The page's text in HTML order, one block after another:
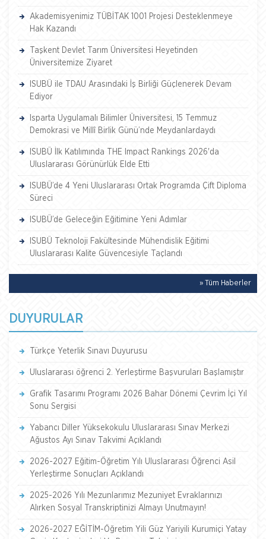
Akademisyenimiz TÜBİTAK 1001 Projesi Desteklenmeye
Hak Kazandı
Taşkent Devlet Tarım Üniversitesi Heyetinden
Üniversitemize Ziyaret
ISUBÜ ile TDAU Arasındaki İş Birliği Güçlenerek Devam
Ediyor
Isparta Uygulamalı Bilimler Üniversitesi, 15 Temmuz
Demokrasi ve Millî Birlik Günü’nde Meydanlardaydı
ISUBÜ İlk Katılımında THE Impact Rankings 2026'da
Uluslararası Görünürlük Elde Etti
ISUBÜ’de 4 Yeni Uluslararası Ortak Programda Çift Diploma
Süreci
ISUBÜ’de Geleceğin Eğitimine Yeni Adımlar
ISUBÜ Teknoloji Fakültesinde Mühendislik Eğitimi
Uluslararası Kalite Güvencesiyle Taçlandı
» Tüm Haberler
DUYURULAR
Türkçe Yeterlik Sınavı Duyurusu
Uluslararası öğrenci 2. Yerleştirme Başvuruları Başlamıştır
Grafik Tasarımı Programı 2026 Bahar Dönemi Çevrim İçi Yıl
Sonu Sergisi
Yabancı Diller Yüksekokulu Uluslararası Sınav Merkezi
Ağustos Ayı Sınav Takvimi Açıklandı
2026-2027 Eğitim-Öğretim Yılı Uluslararası Öğrenci Asil
Yerleştirme Sonuçları Açıklandı
2025-2026 Yılı Mezunlarımız Mezuniyet Evraklarınızı
Alırken Sosyal Transkriptinizi Almayı Unutmayın!
2026-2027 EĞİTİM-Öğretim Yili Güz Yariyili Kurumiçi Yatay